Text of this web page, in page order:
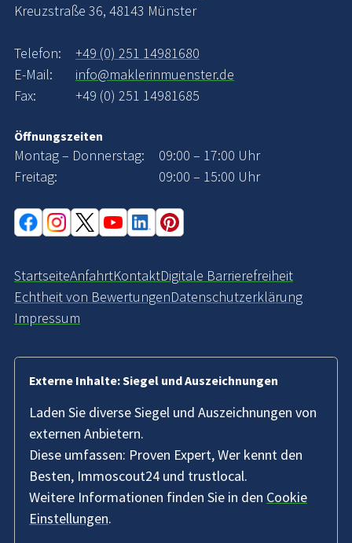
Kreuzstraße 36, 48143 Münster
Telefon:
+49 (0) 251 14981680
E-Mail:
info@maklerinmuenster.de
Fax:
+49 (0) 251 14981685
Öffnungszeiten
Montag – Donnerstag:
09:00 – 17:00 Uhr
Freitag:
09:00 – 15:00 Uhr
StartseiteAnfahrtKontaktDigitale Barrierefreiheit
Echtheit von BewertungenDatenschutzerklärung
Impressum
Externe Inhalte: Siegel und Auszeichnungen
Laden Sie diverse Siegel und Auszeichnungen von
externen Anbietern.
Diese umfassen: Proven Expert, Wer kennt den
Besten, Immoscout24 und trustlocal.
Weitere Informationen finden Sie in den Cookie
Einstellungen.